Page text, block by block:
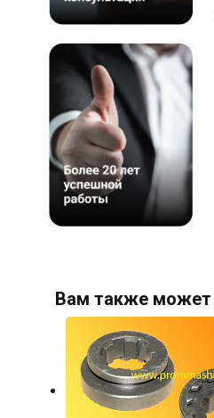
Вам также может